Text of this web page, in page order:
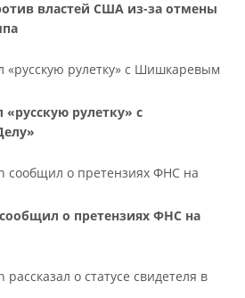
властей США из-за отмены
«русскую рулетку» с
о претензиях ФНС на